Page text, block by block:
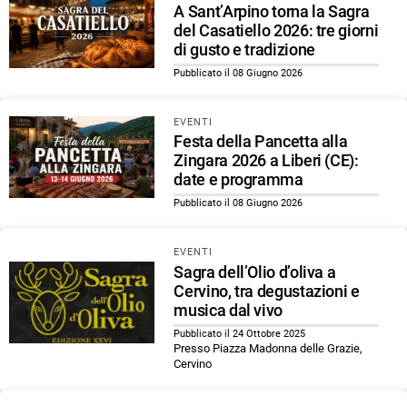
A Sant’Arpino torna la Sagra
del Casatiello 2026: tre giorni
di gusto e tradizione
Pubblicato il 08 Giugno 2026
EVENTI
Festa della Pancetta alla
Zingara 2026 a Liberi (CE):
date e programma
Pubblicato il 08 Giugno 2026
EVENTI
Sagra dell’Olio d’oliva a
Cervino, tra degustazioni e
musica dal vivo
Pubblicato il 24 Ottobre 2025
Presso Piazza Madonna delle Grazie,
Cervino